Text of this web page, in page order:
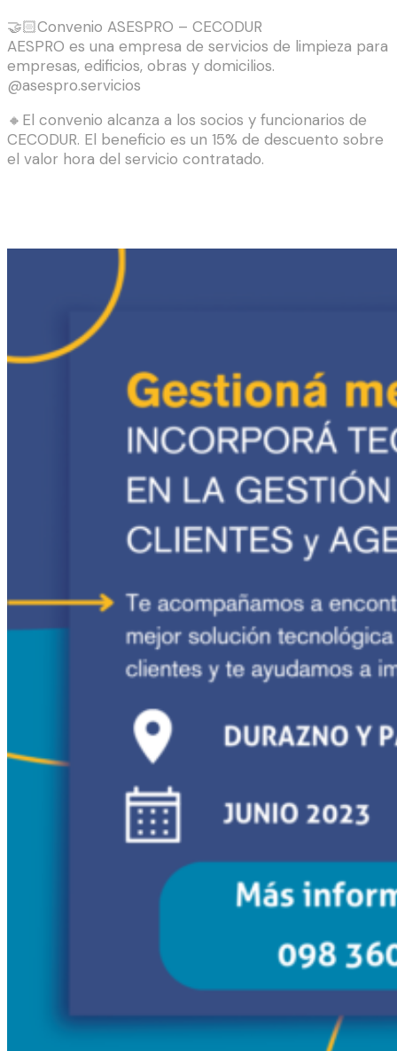
🤝🏻Convenio ASESPRO – CECODUR
AESPRO es una empresa de servicios de limpieza para
empresas, edificios, obras y domicilios.
@asespro.servicios
🔸El convenio alcanza a los socios y funcionarios de
CECODUR. El beneficio es un 15% de descuento sobre
el valor hora del servicio contratado.